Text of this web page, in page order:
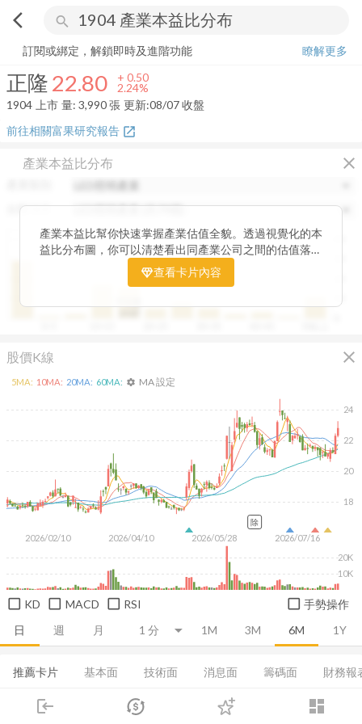
arrow_back_ios search
login dashboard
市場 登入
正隆 22.80+ 2.24%
訂閱或綁定，解鎖即時及進階功能
瞭解更多
正隆22.80 + 0.50
2.24%
1904 上市 量: 3,990張 更新:08/07 收盤
前往相關富果研究報告 open_in_new
產業本益比分布 close
分類項目
產業本益比幫你快速掌握產業估值全貌。透過視覺化的本
益比分布圖，你可以清楚看出同產業公司之間的估值落
差，了解哪些股票相對被低估、哪些可能已偏貴。從中位
數、本益比範圍到個別公司位置，卡片讓你一眼辨識產業
查看卡片內容
股價K線 close
日 週 月 1M 3M 6M 1Y
2026/02/10 2026/04/10 2026/05/28 2026/07/16
18
20
22
24
10K
20K
5MA: 10MA: 20MA: 60MA: settings MA 設定
除
KD MACD RSI 手勢操作
推薦卡片 基本面 技術面 消息面 籌碼面 財務報
集保分布 基本概況 成長能力